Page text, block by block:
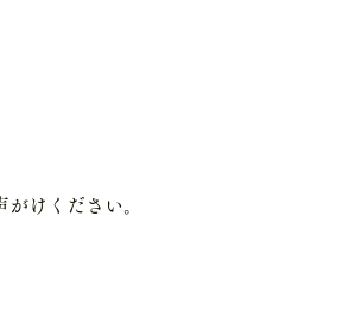
けください。